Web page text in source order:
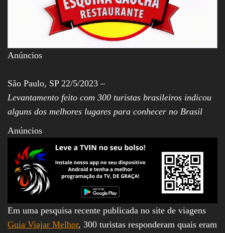
Emprego,
Empreendedorismo,
Negócios,
Oportunidades,
Anúncios
São Paulo, SP 22/5/2023 –
Levantamento feito com 300 turistas brasileiros indicou
alguns dos melhores lugares para conhecer no Brasil
Anúncios
Em uma pesquisa recente publicada no site de viagens
Guia Viajar Melhor, 300 turistas responderam quais eram